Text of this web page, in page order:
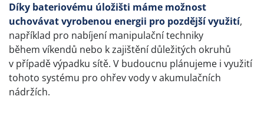
Díky bateriovému úložišti máme možnost
uchovávat vyrobenou energii pro pozdější využití,
například pro nabíjení manipulační techniky
během víkendů nebo k zajištění důležitých okruhů
v případě výpadku sítě. V budoucnu plánujeme i využití
tohoto systému pro ohřev vody v akumulačních
nádržích.